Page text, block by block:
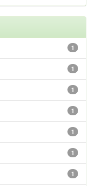
1
1
1
1
1
1
1